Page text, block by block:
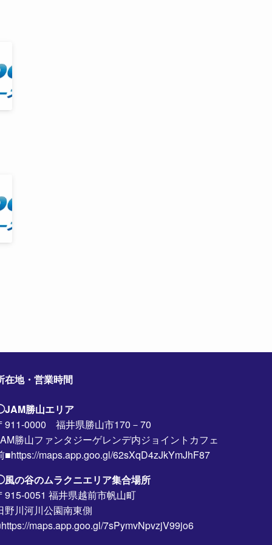
在地・営業時間
勝山エリア
911-0000 福井県勝山市170－70
勝山ファンタジーゲレンデ内ジョイントカフェ
■https://maps.app.goo.gl/62sXqD4zJkYmJhF87
の谷のムラクニエリア集合場所
915-0051 福井県越前市帆山町
野川河川公園南東側
maps.app.goo.gl/7sPymvNpvzjV99jo6